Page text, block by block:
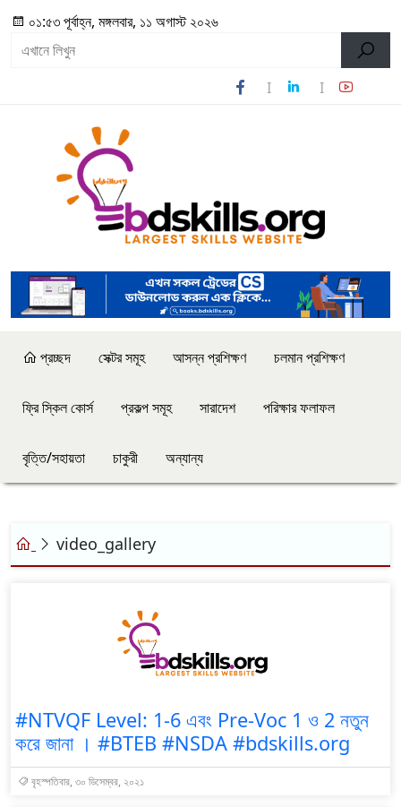
০১:৫৩ পূর্বাহ্ন, মঙ্গলবার, ১১ অগাস্ট ২০২৬
প্রচ্ছদ সেক্টর সমূহ আসন্ন প্রশিক্ষণ চলমান প্রশিক্ষণ
ফ্রি স্কিল কোর্স প্রকল্প সমূহ সারাদেশ পরিক্ষার ফলাফল
বৃত্তি/সহায়তা চাকুরী অন্যান্য
video_gallery
#NTVQF Level: 1-6 এবং Pre-Voc 1 ও 2 নতুন
করে জানা । #BTEB #NSDA #bdskills.org
বৃহস্পতিবার, ৩০ ডিসেম্বর, ২০২১